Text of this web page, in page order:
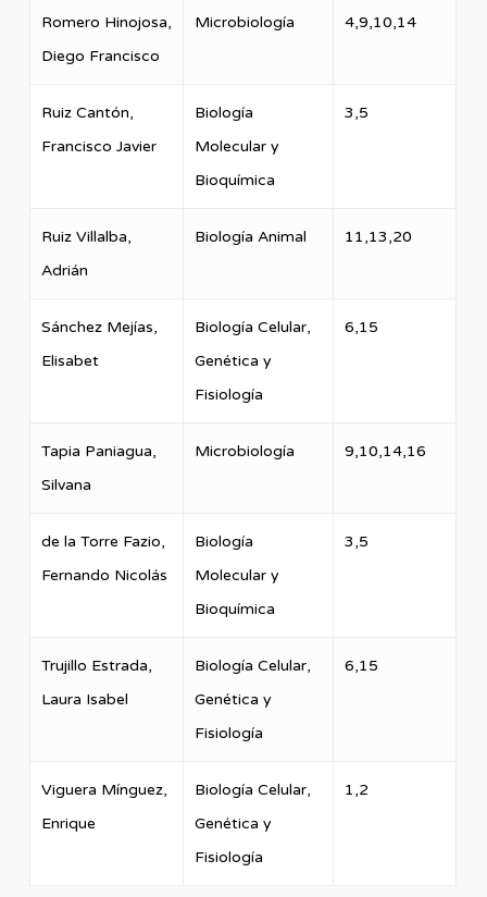
Romero Hinojosa,
Diego Francisco
Microbiología 4,9,10,14
Ruiz Cantón,
Francisco Javier
Biología
Molecular y
Bioquímica
3,5
Ruiz Villalba,
Adrián
Biología Animal 11,13,20
Sánchez Mejías,
Elisabet
Biología Celular,
Genética y
Fisiología
6,15
Tapia Paniagua,
Silvana
Microbiología 9,10,14,16
de la Torre Fazio,
Fernando Nicolás
Biología
Molecular y
Bioquímica
3,5
Trujillo Estrada,
Laura Isabel
Biología Celular,
Genética y
Fisiología
6,15
Viguera Mínguez,
Enrique
Biología Celular,
Genética y
Fisiología
1,2